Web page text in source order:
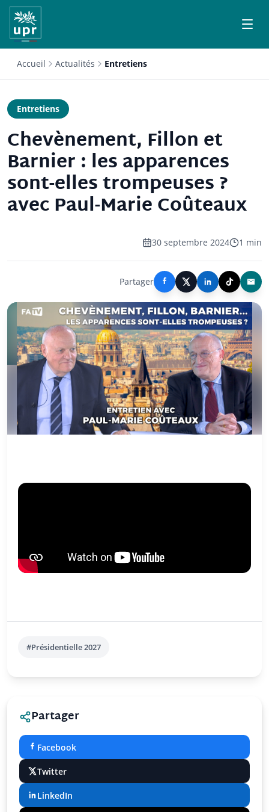
Accueil Actualités Entretiens
Entretiens
Chevènement, Fillon et
Barnier : les apparences
sont-elles trompeuses ?
avec Paul-Marie Coûteaux
30 septembre 2024 1 min
Partager
#Présidentielle 2027
Partager
Facebook
Twitter
LinkedIn